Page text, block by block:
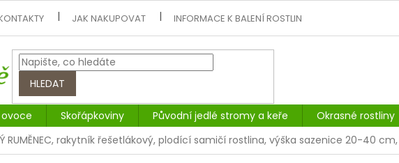
JAK NAKUPOVAT INFORMACE K BALENÍ ROSTLIN
HLEDAT
Skořápkoviny Původní jedlé stromy a keře Okrasné rostliny
RUMĚNEC, rakytník řešetlákový, plodící samičí rostlina, výška sazenice 20-40